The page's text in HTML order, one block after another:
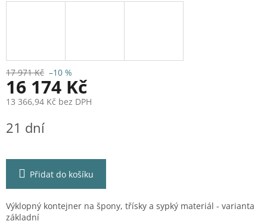
17 971 Kč –10 %
16 174 Kč
13 366,94 Kč bez DPH
cena:
21 dní
Přidat do košíku
Výklopný kontejner na špony, třísky a sypký materiál - varianta
základní